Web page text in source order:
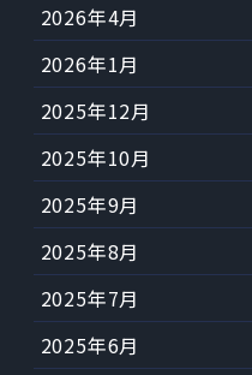
2026年4月
2026年1月
2025年12月
2025年10月
2025年9月
2025年8月
2025年7月
2025年6月